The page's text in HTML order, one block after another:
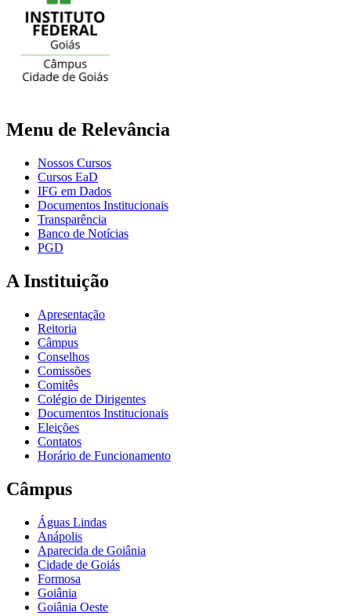
Menu de Relevância
Nossos Cursos
Cursos EaD
IFG em Dados
Documentos Institucionais
Transparência
Banco de Notícias
PGD
A Instituição
Apresentação
Reitoria
Câmpus
Conselhos
Comissões
Comitês
Colégio de Dirigentes
Documentos Institucionais
Eleições
Contatos
Horário de Funcionamento
Câmpus
Águas Lindas
Anápolis
Aparecida de Goiânia
Cidade de Goiás
Formosa
Goiânia
Goiânia Oeste